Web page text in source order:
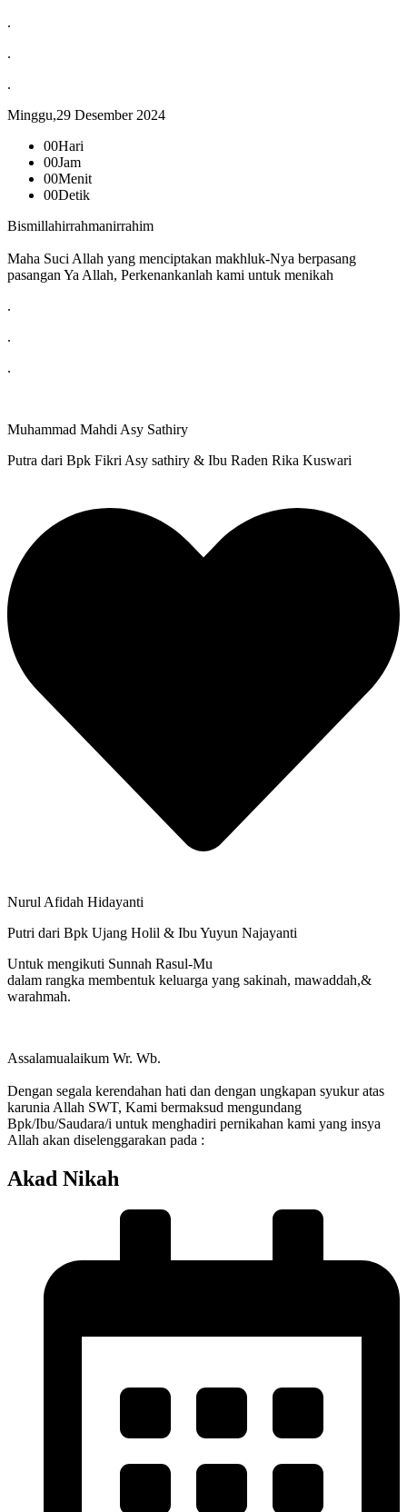
.
.
.
Minggu,29 Desember 2024
00Hari
00Jam
00Menit
00Detik
Bismillahirrahmanirrahim
Maha Suci Allah yang menciptakan makhluk-Nya berpasang
pasangan Ya Allah, Perkenankanlah kami untuk menikah
.
.
.
Muhammad Mahdi Asy Sathiry
Putra dari Bpk Fikri Asy sathiry & Ibu Raden Rika Kuswari
Nurul Afidah Hidayanti
Putri dari Bpk Ujang Holil & Ibu Yuyun Najayanti
Untuk mengikuti Sunnah Rasul-Mu
dalam rangka membentuk keluarga yang sakinah, mawaddah,&
warahmah.
Assalamualaikum Wr. Wb.
Dengan segala kerendahan hati dan dengan ungkapan syukur atas
karunia Allah SWT, Kami bermaksud mengundang
Bpk/Ibu/Saudara/i untuk menghadiri pernikahan kami yang insya
Allah akan diselenggarakan pada :
Akad Nikah